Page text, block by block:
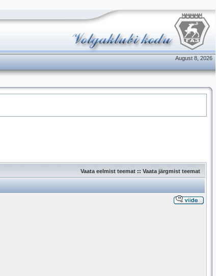
August 8, 2026
Vaata eelmist teemat :: Vaata järgmist teemat